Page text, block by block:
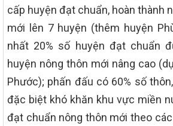
cấp huyện đạt chuẩn, hoàn thành
mới lên 7 huyện (thêm huyện
nhất 20% số huyện đạt chuẩn
huyện nông thôn mới nâng cao
Phước); phấn đấu có 60% số
đặc biệt khó khăn khu vực miền
đạt chuẩn nông thôn mới theo